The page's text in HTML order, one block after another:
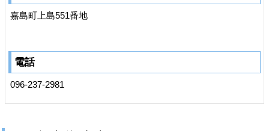
嘉島町上島551番地
電話
096-237-2981